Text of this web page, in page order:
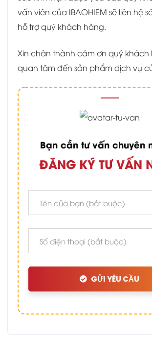
vấn viên của IBAOHIEM sẽ liên hệ
hỗ trợ quý khách hàng.
Xin chân thành cám ơn quý
quan tâm đến sản phẩm dịch vụ
Bạn cần tư vấn chuyên
ĐĂNG KÝ TƯ VẤN
GỬI YÊU CẦU